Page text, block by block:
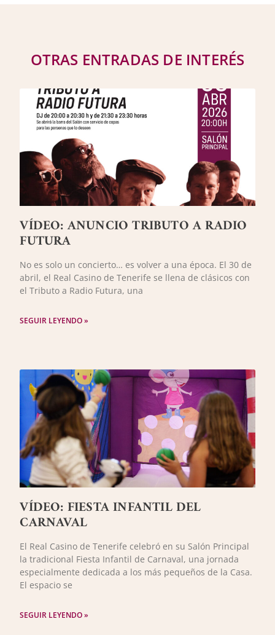
OTRAS ENTRADAS DE INTERÉS
VÍDEO: ANUNCIO TRIBUTO A RADIO
FUTURA
No es solo un concierto… es volver a una época. El 30 de
abril, el Real Casino de Tenerife se llena de clásicos con
el Tributo a Radio Futura, una
SEGUIR LEYENDO »
VÍDEO: FIESTA INFANTIL DEL
CARNAVAL
El Real Casino de Tenerife celebró en su Salón Principal
la tradicional Fiesta Infantil de Carnaval, una jornada
especialmente dedicada a los más pequeños de la Casa.
El espacio se
SEGUIR LEYENDO »